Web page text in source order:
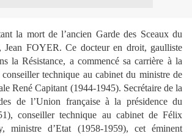
la mort de l’ancien Garde des Sceaux du
Jean FOYER. Ce docteur en droit, gaulliste
la Résistance, a commencé sa carrière à la
technique au cabinet du ministre de
René Capitant (1944-1945). Secrétaire de la
de l’Union française à la présidence du
conseiller technique au cabinet de Félix
ministre d’Etat (1958-1959), cet éminent